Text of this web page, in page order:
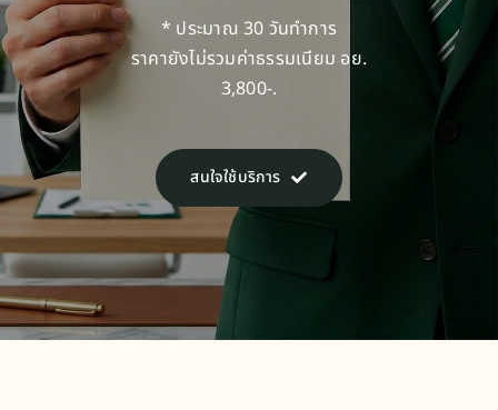
* ประมาณ 30 วันทำการ
ราคายังไม่รวมค่าธรรมเนียม อย.
3,800-.
สนใจใช้บริการ